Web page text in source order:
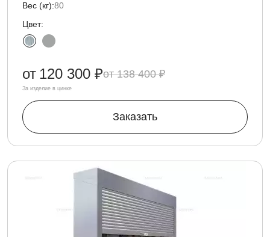
Вес (кг):80
Цвет:
138 400 ₽
от 120 300 ₽
За изделие в цинке
Заказать